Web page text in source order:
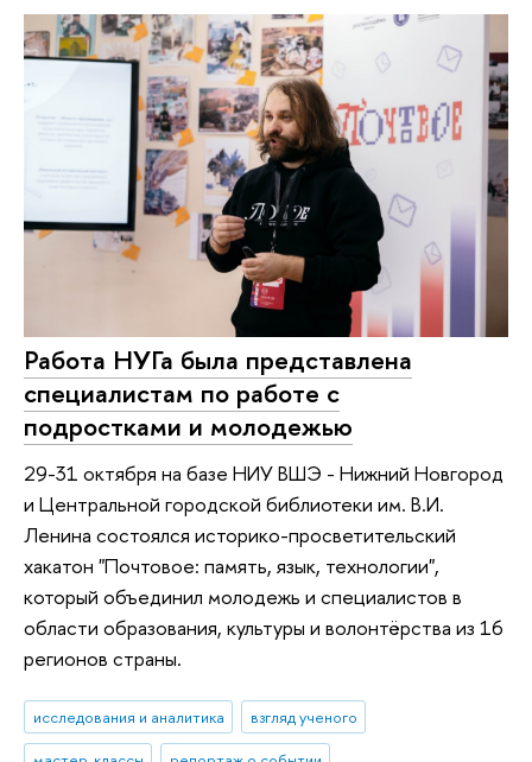
Работа НУГа была представлена
специалистам по работе с
подростками и молодежью
29-31 октября на базе НИУ ВШЭ - Нижний Новгород
и Центральной городской библиотеки им. В.И.
Ленина состоялся историко-просветительский
хакатон "Почтовое: память, язык, технологии",
который объединил молодежь и специалистов в
области образования, культуры и волонтёрства из 16
регионов страны.
исследования и аналитика
взгляд ученого